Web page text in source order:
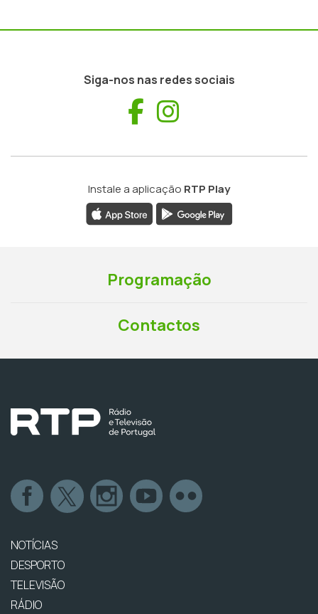
Siga-nos nas redes sociais
Facebook
Instale a aplicação RTP Play
Programação
Contactos
NOTÍCIAS
DESPORTO
TELEVISÃO
RÁDIO